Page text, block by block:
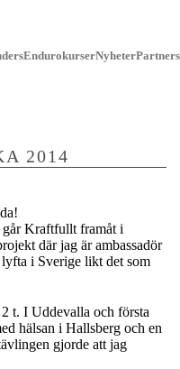
EndurokurserNyheterPartners
2014
Kraftfullt framåt i
där jag är ambassadör
i Sverige likt det som
t. I Uddevalla och första
hälsan i Hallsberg och en
gjorde att jag